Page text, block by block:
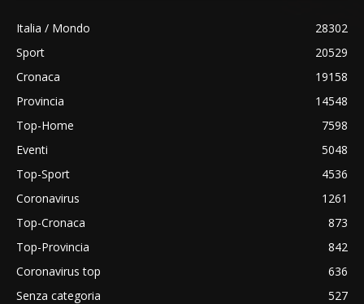
Italia / Mondo
28302
Sport
20529
Cronaca
19158
Provincia
14548
Top-Home
7598
Eventi
5048
Top-Sport
4536
Coronavirus
1261
Top-Cronaca
873
Top-Provincia
842
Coronavirus top
636
Senza categoria
527